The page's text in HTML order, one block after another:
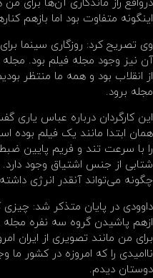
درواقع راز ماندگاری آن‌ها برای
اینگونه متفاوت بود اما ‌‌بازهم
وی تصریح کرد: روزگاری سینما
آن نیز وجود مجله فیلم بود.
از انقلاب بود و‌ همه ما منتظر
مجله برود.
این کارگردان درباره عباس یاری
همان ابتدا مانند یک فیلم
را با سرعت تند و فریم پایین
شتابی از جنس اشتیاق وجود
چگونه می‌تواند آنقدر انرژی
داوودی در پایان متذکر شد:
برای من‌ مانند تصویری از ایران‌
ناامیدی را که امروزه در کشور
دوستان دیدم.